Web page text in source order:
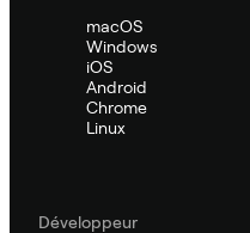
macOS
Windows
iOS
Android
Chrome
Linux
Développeur